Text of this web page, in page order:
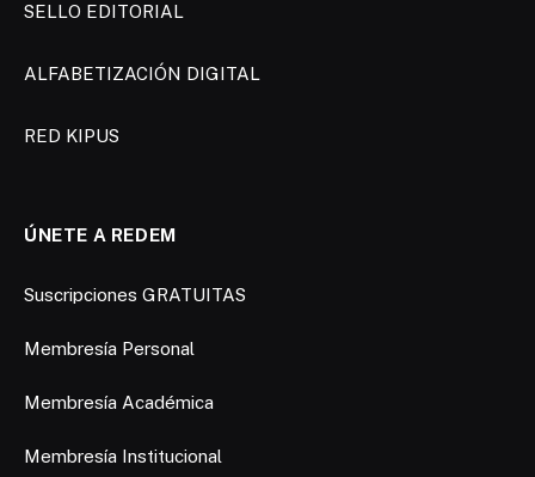
SELLO EDITORIAL
ALFABETIZACIÓN DIGITAL
RED KIPUS
ÚNETE A REDEM
Suscripciones GRATUITAS
Membresía Personal
Membresía Académica
Membresía Institucional